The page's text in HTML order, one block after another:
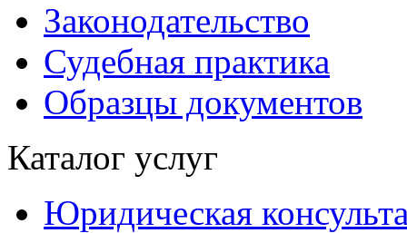
Законодательство
Судебная практика
Образцы документов
Каталог услуг
Юридическая